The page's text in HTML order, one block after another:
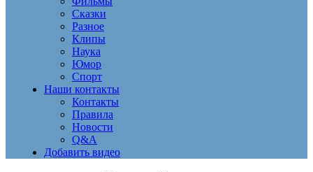
Сказки
Разное
Клипы
Наука
Юмор
Спорт
Наши контакты
Контакты
Правила
Новости
Q&A
Добавить видео